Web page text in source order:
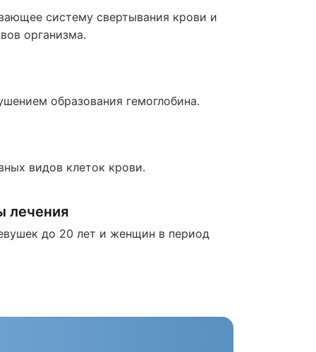
систему свертывания крови и
организма.
образования гемоглобина.
видов клеток крови.
лечения
до 20 лет и женщин в период